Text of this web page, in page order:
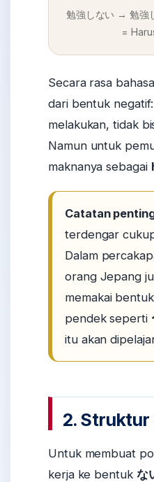
勉強しない → 勉強
=
Secara rasa
dari bentuk
melakukan, tidak
Namun untuk
maknanya sebagai
Catatan
terdengar
Dalam
orang Jepang
memakai
pendek seperti
itu akan
2. Struktur
Untuk membuat
kerja ke bentuk な